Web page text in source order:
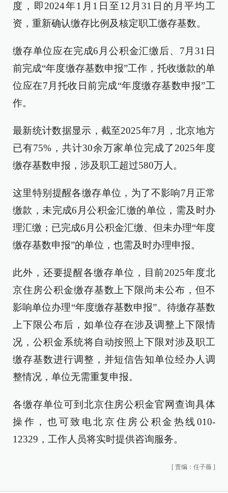
度，即2024年1月1日至12月31日的月平均工
资，重新确认缴存比例及核定职工缴存基数。
缴存单位应在完成6月公积金汇缴后、7月31日
前完成“年度缴存基数申报”工作，托收缴款的单
位应在7月托收日前完成“年度缴存基数申报”工
作。
最新统计数据显示，截至2025年7月，北京地方
已有75%，共计30余万家单位完成了2025年度
缴存基数申报，涉及职工超过580万人。
这里特别提醒各缴存单位，为了不影响7月正常
缴款，未完成6月公积金汇缴的单位，需及时办
理汇缴；已完成6月公积金汇缴、但未办理“年度
缴存基数申报”的单位，也需及时办理申报。
此外，还要提醒各缴存单位，目前2025年度北
京住房公积金缴存基数上下限尚未公布，但不
影响单位办理“年度缴存基数申报”。待缴存基数
上下限公布后，如单位存在涉及调整上下限情
况，公积金系统将自动按照上下限对涉及职工
缴存基数进行调整，并短信告知单位经办人调
整情况，单位无需重复申报。
各缴存单位可到北京住房公积金官网查询具体
操作，也可致电北京住房公积金热线010-
12329，工作人员将实时提供咨询服务。
[ 责编：任子薇 ]